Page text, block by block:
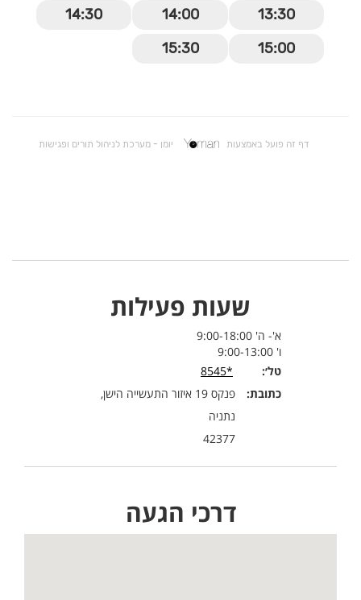
שעות פעילות
א'- ה' 9:00-18:00
ו' 9:00-13:00
טל׳:
*8545
כתובת:
פנקס 19 איזור התעשייה הישן,
נתניה
42377
דרכי הגעה